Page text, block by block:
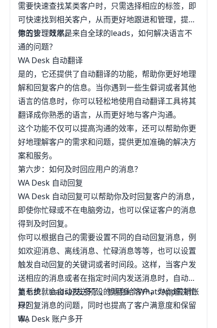
需要快速查找某类客户时，只需选择相应的标签，即
可快速找到相关客户，从而更好地跟进和管理，提高
你的管理效率。
第五步：既然是来自全球的leads，如何解决语言不
通的问题？
WA Desk 自动翻译
是的，它还提供了自动翻译的功能，帮助你更好地理
解和回复客户的信息。当你遇到一些生僻词或者其他
语言的信息时，你可以轻松地使用自动翻译工具将其
翻译成你熟悉的语言，从而更好地与客户沟通。
这个功能不仅可以提高沟通的效率，还可以帮助你更
好地理解客户的需求和问题，提供更加准确的解决方
案和服务。
第六步：如何及时回应用户的消息？
WA Desk 自动回复
WA Desk 自动回复可以帮助你及时回复客户的消息，
即使你忙碌或不在电脑旁边，也可以保证客户的消息
得到及时回复。
你可以根据自己的需要设置不同的自动回复消息，例
如欢迎消息、离线消息、忙碌消息等等，也可以设置
触发自动回复的关键词或者时间段。这样，当客户发
送相应的消息或者在指定时间内发送消息时，自动回
复系统就会自动发送预设的消息给客户，为你解决忙
碌回复消息的问题，同时也提高了客户满意度和保留
率。
第七步：leads好友多了，想用多个WhatsApp营销账
户？
WA Desk 账户多开